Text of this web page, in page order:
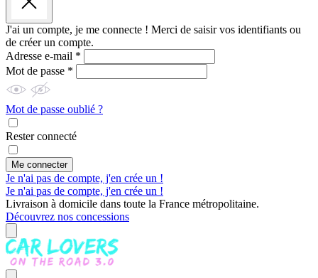
J'ai un compte, je me connecte ! Merci de saisir vos identifiants ou
de créer un compte.
Adresse e-mail *
Mot de passe *
Mot de passe oublié ?
Rester connecté
Me connecter
Je n'ai pas de compte, j'en crée un !
Je n'ai pas de compte, j'en crée un !
Livraison à domicile dans toute la France métropolitaine.
Découvrez nos concessions